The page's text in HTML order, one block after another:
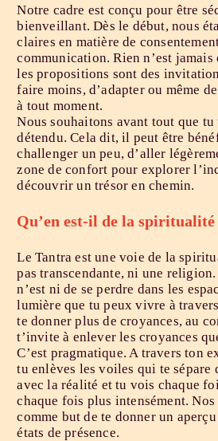
Notre cadre est conçu pour être
bienveillant. Dès le début, nous
claires en matière de
communication. Rien n’est
les propositions sont des
faire moins, d’adapter ou même
à tout moment.
Nous souhaitons avant tout que tu
détendu. Cela dit, il peut être
challenger un peu, d’aller
zone de confort pour explorer
découvrir un trésor en chemin.
Qu’en est-il de la spiritualité
Le Tantra est une voie de la
pas transcendante, ni une
n’est ni de se perdre dans les
lumière que tu peux vivre à
te donner plus de croyances, au
t’invite à enlever les croyances
C’est pragmatique. A travers ton
tu enlèves les voiles qui te sépare
avec la réalité et tu vois chaque
chaque fois plus intensément.
comme but de te donner un
états de présence.